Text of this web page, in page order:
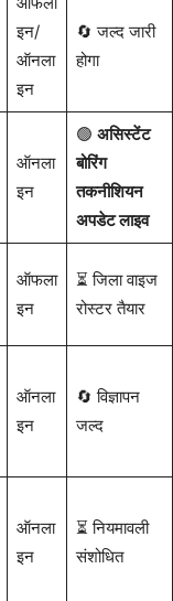
इन/
ऑनला
इन
🔄 जल्द जारी
होगा
ऑनला
इन
🟢 असिस्टेंट
बोरिंग
तकनीशियन
अपडेट लाइव
ऑफला
इन
⏳ जिला वाइज
रोस्टर तैयार
ऑनला
इन
🔄 विज्ञापन
जल्द
ऑनला
इन
⏳ नियमावली
संशोधित